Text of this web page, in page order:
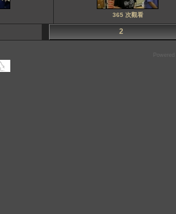
365 次觀看
2